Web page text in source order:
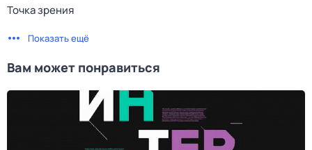
Точка зрения
Показать ещё
Вам может понравиться